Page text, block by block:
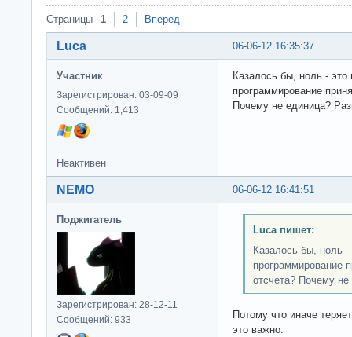
Страницы 1 2 Вперед
06-06-12 16:35:37
Luca
Участник
Зарегистрирован: 03-09-09
Сообщений: 1,413
Казалось бы, ноль - это
программирование
Почему не единица?
Неактивен
06-06-12 16:41:51
NEMO
Поджигатель
Зарегистрирован: 28-12-11
Сообщений: 933
Luca пишет:
Казалось бы, ноль -
программирование
отсчета? Почему
Потому что иначе
это важно.